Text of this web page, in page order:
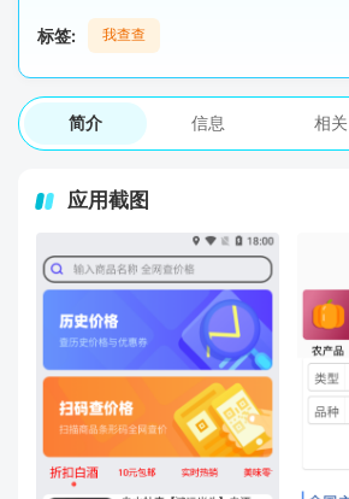
标签: 我查查
简介 信息 相关
应用截图